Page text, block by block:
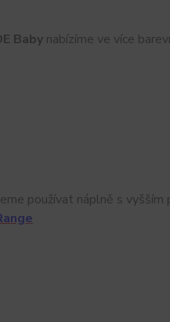
Babynabízíme ve více
používat náplně s